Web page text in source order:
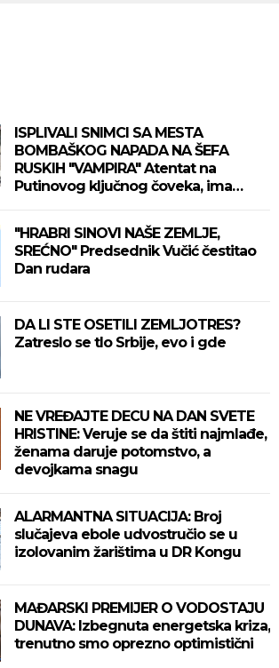
ISPLIVALI SNIMCI SA MESTA
BOMBAŠKOG NAPADA NA ŠEFA
RUSKIH "VAMPIRA" Atentat na
Putinovog ključnog čoveka, ima
"HRABRI SINOVI NAŠE ZEMLJE,
SREĆNO" Predsednik Vučić čestitao
Dan rudara
DA LI STE OSETILI ZEMLJOTRES?
Zatreslo se tlo Srbije, evo i gde
NE VREĐAJTE DECU NA DAN SVETE
HRISTINE: Veruje se da štiti najmlađe,
ženama daruje potomstvo, a
devojkama snagu
ALARMANTNA SITUACIJA: Broj
slučajeva ebole udvostručio se u
izolovanim žarištima u DR Kongu
MAĐARSKI PREMIJER O VODOSTAJU
DUNAVA: Izbegnuta energetska kriza,
trenutno smo oprezno optimistični